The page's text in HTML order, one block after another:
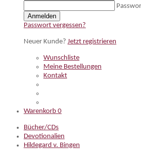
Anmelden
Passwort vergessen?
Neuer Kunde? Jetzt registrieren
Wunschliste
Meine Bestellungen
Kontakt
Warenkorb 0
Bücher/CDs
Devotionalien
Hildegard v. Bingen